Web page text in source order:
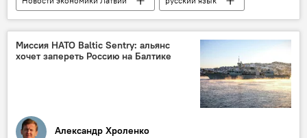
работа
Бюро омбудсмена
Миссия НАТО Baltic Sentry: альянс
хочет запереть Россию на Балтике
Александр Хроленко